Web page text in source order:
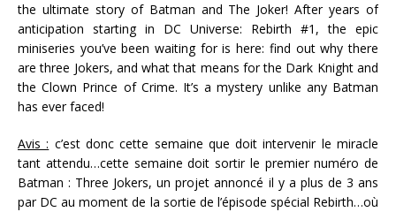
the ultimate story of Batman and The Joker! After years of
anticipation starting in DC Universe: Rebirth #1, the epic
miniseries you’ve been waiting for is here: find out why there
are three Jokers, and what that means for the Dark Knight and
the Clown Prince of Crime. It’s a mystery unlike any Batman
has ever faced!
Avis : c’est donc cette semaine que doit intervenir le miracle
tant attendu…cette semaine doit sortir le premier numéro de
Batman : Three Jokers, un projet annoncé il y a plus de 3 ans
par DC au moment de la sortie de l’épisode spécial Rebirth…où